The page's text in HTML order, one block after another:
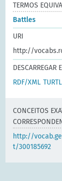
TERMOS
Battles
URI
http://
DESCARREGAR
RDF/XML
CONCEITOS
http://
t/300185692